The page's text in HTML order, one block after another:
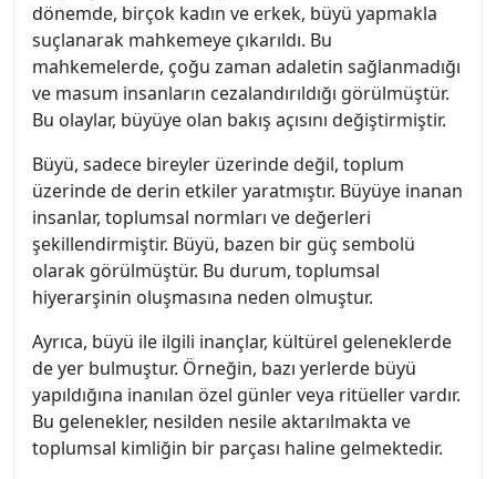
dönemde, birçok kadın ve erkek, büyü yapmakla
suçlanarak mahkemeye çıkarıldı. Bu
mahkemelerde, çoğu zaman adaletin sağlanmadığı
ve masum insanların cezalandırıldığı görülmüştür.
Bu olaylar, büyüye olan bakış açısını değiştirmiştir.
Büyü, sadece bireyler üzerinde değil, toplum
üzerinde de derin etkiler yaratmıştır. Büyüye inanan
insanlar, toplumsal normları ve değerleri
şekillendirmiştir. Büyü, bazen bir güç sembolü
olarak görülmüştür. Bu durum, toplumsal
hiyerarşinin oluşmasına neden olmuştur.
Ayrıca, büyü ile ilgili inançlar, kültürel geleneklerde
de yer bulmuştur. Örneğin, bazı yerlerde büyü
yapıldığına inanılan özel günler veya ritüeller vardır.
Bu gelenekler, nesilden nesile aktarılmakta ve
toplumsal kimliğin bir parçası haline gelmektedir.